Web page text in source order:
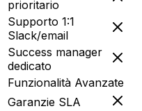
prioritario
Supporto 1:1
Slack/email
Success manager
dedicato
Funzionalità Avanzate
Garanzie SLA